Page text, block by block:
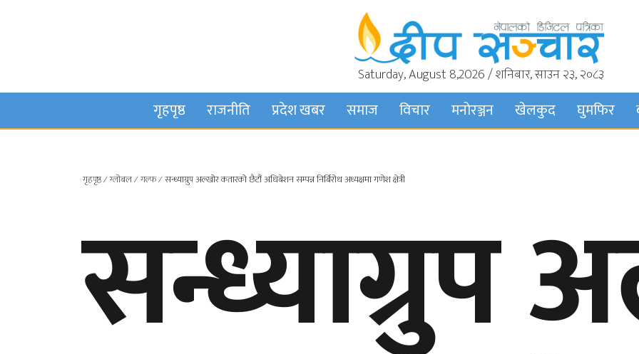
Saturday, August 8,2026 / शनिबार, साउन २३, २०८३
गृहपृष्ठ राजनीति प्रदेश खबर समाज विचार मनाेरञ्जन खेलकुद घुमफिर
गृहपृष्ठ∕ग्लोबल∕गल्फ∕सन्ध्याग्रुप अल्खोर कतारको छैटौं अधिबेशन सम्पन्न निर्बिरोध अध्यक्षमा गणेश क्षेत्री
सन्ध्याग्रुप